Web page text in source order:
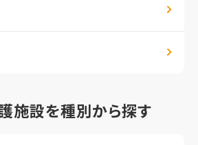
施設を種別から探す